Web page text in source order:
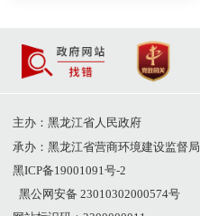
主办：黑龙江省人民政府
承办：黑龙江省营商环境建设监督局
黑ICP备19001091号-2
黑公网安备 23010302000574号